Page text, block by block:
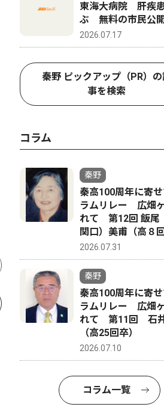
スポーツ
秦野
野市内中学生４人
東海大病院 肝疾
ぶ 無料の市民公
2026.07.17
秦野 ピックアップ（PR）の
事を検索
コラム
秦野
秦高100周年に寄
ラムリレー 広畑
れて 第12回 飯尾
関口）美甫（高８回
2026.07.31
秦野
秦高100周年に寄
ラムリレー 広畑
れて 第11回 石
（高25回卒）
2026.07.10
コラム一覧